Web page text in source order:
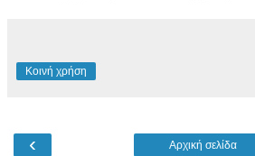
Κοινή χρήση
‹ Αρχική σελίδα